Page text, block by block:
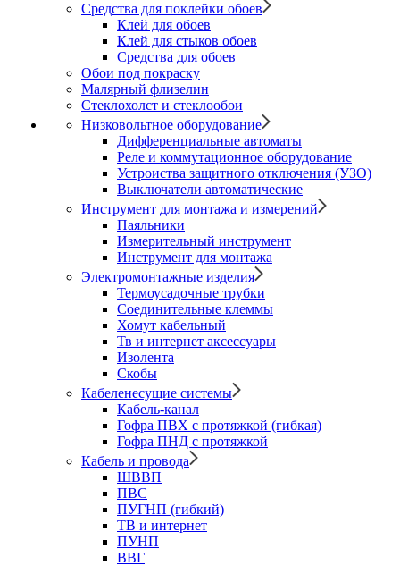
Средства для поклейки обоев
Клей для обоев
Клей для стыков обоев
Средства для обоев
Обои под покраску
Малярный флизелин
Стеклохолст и стеклообои
Низковольтное оборудование
Дифференциальные автоматы
Реле и коммутационное оборудование
Устроиства защитного отключения (УЗО)
Выключатели автоматические
Инструмент для монтажа и измерений
Паяльники
Измерительный инструмент
Инструмент для монтажа
Электромонтажные изделия
Термоусадочные трубки
Соединительные клеммы
Хомут кабельный
Тв и интернет аксессуары
Изолента
Скобы
Кабеленесущие системы
Кабель-канал
Гофра ПВХ с протяжкой (гибкая)
Гофра ПНД с протяжкой
Кабель и провода
ШВВП
ПВС
ПУГНП (гибкий)
ТВ и интернет
ПУНП
ВВГ